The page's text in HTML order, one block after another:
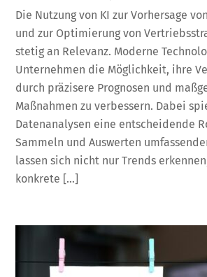
Die Nutzung von KI zur Vorhersage
und zur Optimierung von
stetig an Relevanz. Moderne
Unternehmen die Möglichkeit, ihre
durch präzisere Prognosen und
Maßnahmen zu verbessern. Dabei
Datenanalysen eine entscheidende
Sammeln und Auswerten
lassen sich nicht nur Trends
konkrete […]